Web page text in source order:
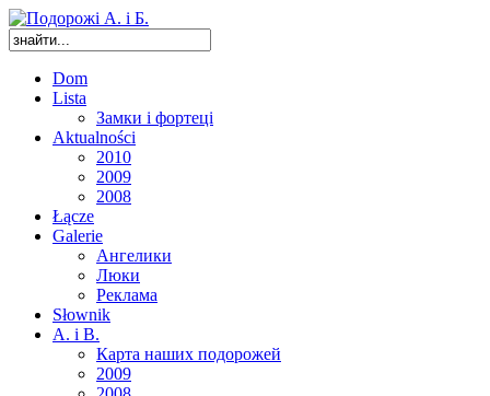
Dom
Lista
Замки і фортеці
Aktualności
2010
2009
2008
Łącze
Galerie
Ангелики
Люки
Реклама
Słownik
A. i B.
Карта наших подорожей
2009